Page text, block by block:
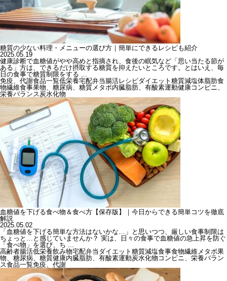
糖質の少ない料理・メニューの選び方｜簡単にできるレシピも紹介
2025.05.19
健康診断で血糖値がやや高めと指摘され、食後の眠気など「思い当たる節が
ある」方は、できるだけ摂取する糖質を抑えたいところです。とはいえ、毎
日の食事で糖質制限をする ...
免疫、代謝食品一覧低栄養宅配弁当 腸活レシピダイエット 糖質減塩体脂肪食
物繊維食事果物、糖尿病、糖質メタボ内臓脂肪、有酸素運動健康コンビニ、
栄養バランス炭水化物
血糖値を下げる食べ物＆食べ方【保存版】｜今日からできる簡単コツを徹底
解説
2025.05.02
「血糖値を下げる簡単な方法はないかな…」と思いつつ、厳しい食事制限は
ちょっと…と感じていませんか？ 実は、日々の食事で血糖値の急上昇を防ぐ
「食べ物」を選び、ち ...
高齢者腸活低栄養飲み物宅配弁当 ダイエット 糖質減塩食事食物繊維メタボ果
物、糖尿病、糖質健康内臓脂肪、有酸素運動炭水化物 コンビニ、栄養バラン
ス食品一覧免疫、代謝